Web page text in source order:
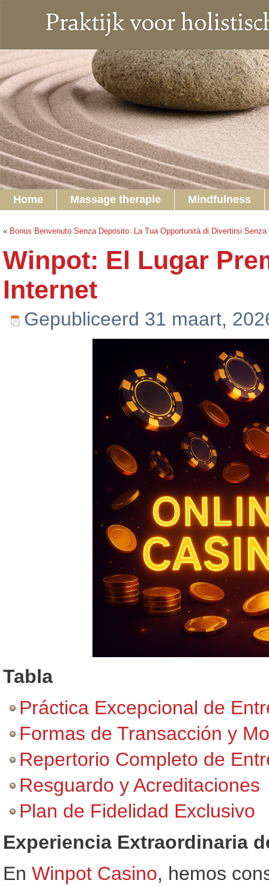
Home Massage therapie Mindfulness
« Bonus Benvenuto Senza Deposito: La Tua Opportunità di Divertirsi Senza
Winpot: El Lugar
Internet
Gepubliceerd 31 maart,
Tabla
Práctica Excepcional de
Formas de Transacción y
Repertorio Completo de
Resguardo y Acreditaciones
Plan de Fidelidad Exclusivo
Experiencia Extraordinaria
En Winpot Casino, hemos